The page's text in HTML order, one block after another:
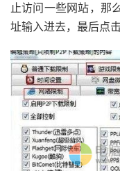
止访问一些网站，那
址输入进去，最后点击